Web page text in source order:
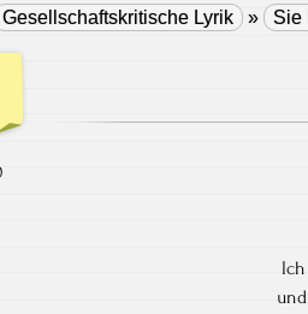
Gesellschaftskritische Lyrik » Sie